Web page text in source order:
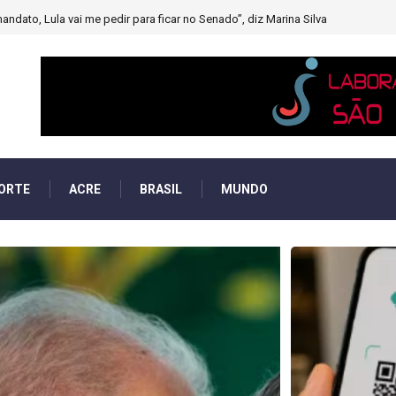
forte’ diminuindo chuvas e provocando secas de rios
ACRE BRASIL MUNDO